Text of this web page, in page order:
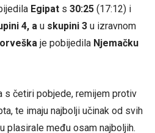
Egipat s 30:25 (17:12) i
4, a u skupini 3 u izravnom
je pobijedila Njemačku
s četiri pobjede, remijem protiv
te imaju najbolji učinak od svih
plasirale među osam najboljih.